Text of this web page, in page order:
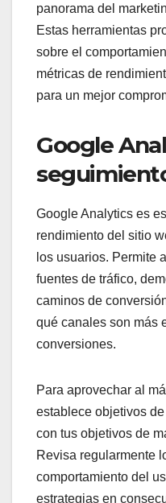
panorama del
Estas herramientas
sobre el
métricas de
para un mejor
Google
Google Analytics es
rendimiento del sitio
los usuarios. Permite
fuentes de tráfico,
caminos de
qué canales son más
conversiones.
Para aprovechar al
establece objetivos
con tus objetivos de
Revisa regularmente
comportamiento del
estrategias en